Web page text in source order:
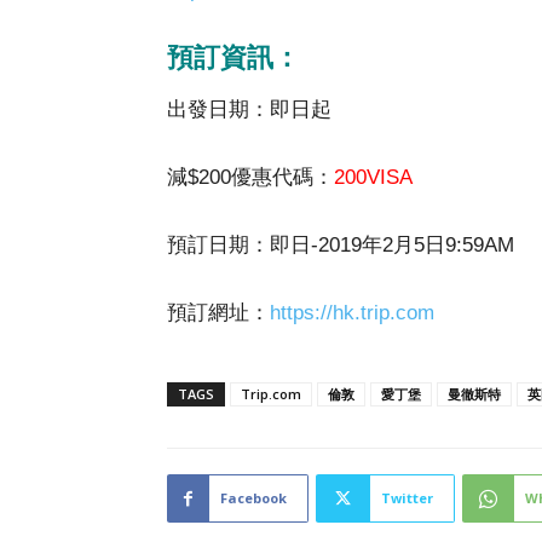
預訂資訊：
出發日期：即日起
減$200優惠代碼： 200VISA
預訂日期：即日-2019年2月5日9:59AM
預訂網址： https://hk.trip.com
TAGS Trip.com 倫敦 愛丁堡 曼徹斯特
Facebook Twitter